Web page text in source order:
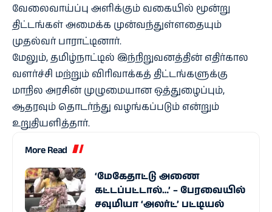
வேலைவாய்ப்பு அளிக்கும் வகையில் மூன்று
திட்டங்கள் அமைக்க முன்வந்துள்ளதையும்
முதல்வர் பாராட்டினார்.
மேலும், தமிழ்நாட்டில் இந்நிறுவனத்தின் எதிர்கால
வளர்ச்சி மற்றும் விரிவாக்கத் திட்டங்களுக்கு
மாநில அரசின் முழுமையான ஒத்துழைப்பும்,
ஆதரவும் தொடர்ந்து வழங்கப்படும் என்றும்
உறுதியளித்தார்.
More Read
‘மேகேதாட்டு அணை
கட்டப்பட்டால்…’ – பேரவையில்
சவுமியா ‘அலர்ட்’ பட்டியல்